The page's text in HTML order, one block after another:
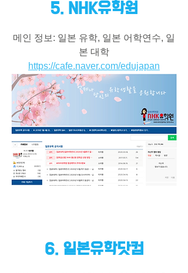
5. NHK유학원
메인 정보: 일본 유학, 일본 어학연수, 일
본 대학
https://cafe.naver.com/edujapan
6. 일본유학닷컴